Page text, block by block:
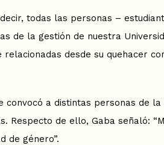
todas las personas –
de la gestión de nuestra
desde su quehacer
a distintas personas de
Respecto de ello, Gaba señaló:
de género”.